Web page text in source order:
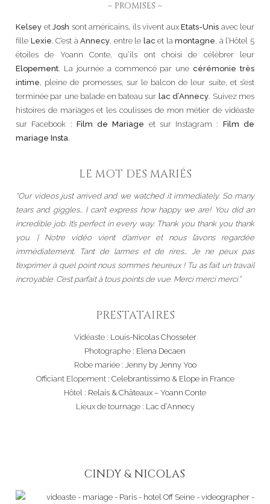
~ PROMISES ~
Kelsey et Josh sont américains, ils vivent aux Etats-Unis avec leur
fille Lexie. C’est àAnnecy, entre le lac et lamontagne, à l’Hôtel 5
étoiles de Yoann Conte, qu’ils ont choisi de célébrer leur
Elopement. La journée a commencé par unecérémonie très
intime, pleine de promesses, sur le balcon de leur suite, et s’est
terminée par une balade en bateau sur lac d’Annecy. Suivez mes
histoires de mariages et les coulisses de mon métier de vidéaste
sur Facebook : Film de Mariage et sur Instagram : Film de
mariage Insta.
LE MOT DES MARIÉS
“Our videos just arrived and we watched it immediately. So many
tears and giggles… I can’t express how happy we are! You did an
incredible job. It’s perfect in every way. Thank you thank you thank
you. | Notre vidéo vient d’arriver et nous l’avons regardée
immédiatement. Tant de larmes et de rires… Je ne peux pas
t’exprimer à quel point nous sommes heureux ! Tu as fait un travail
incroyable. C’est parfait à tous points de vue. Merci merci merci.”
PRESTATAIRES
Vidéaste : Louis-Nicolas Chosseler
Photographe : Elena Decaen
Robe mariée : Jenny by Jenny Yoo
Officiant Elopement : Celebrantissimo& Elope in France
Hôtel : Relais & Châteaux – Yoann Conte
Lieux de tournage : Lac d’Annecy
CINDY & NICOLAS